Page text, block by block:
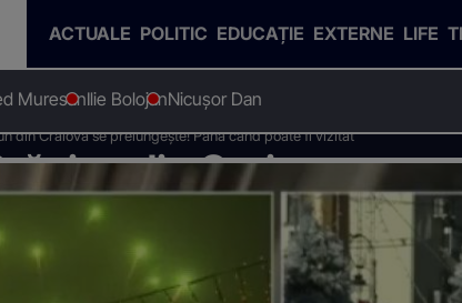
ACTUALE POLITIC EDUCAȚIE EXTERNE LIFE
MuresanIlie BolojanNicușor Dan
din Craiova se prelungește! Până când poate fi vizitat
din Craiova se